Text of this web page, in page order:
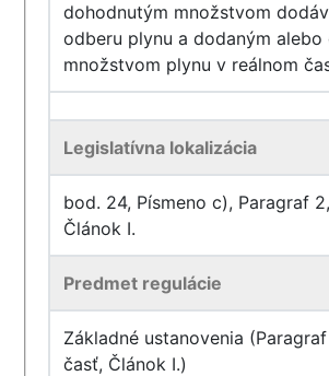
dohodnutým množstvom
odberu plynu a dodaným
množstvom plynu v reálnom
Legislatívna lokalizácia
bod. 24, Písmeno c), Paragraf
Článok I.
Predmet regulácie
Základné ustanovenia
časť, Článok I.)